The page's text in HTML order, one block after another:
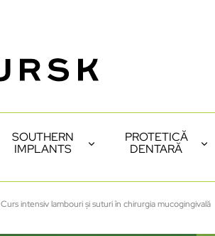
SOUTHERN
IMPLANTS
PROTETICĂ
DENTARĂ
Curs intensiv lambouri și suturi în chirurgia mucogingivală